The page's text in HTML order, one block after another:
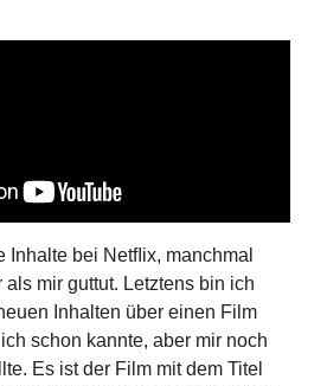
Inhalte bei Netﬂix, manchmal
als mir guttut. Letztens bin ich
Inhalten über einen Film
schon kannte, aber mir noch
Es ist der Film mit dem Titel